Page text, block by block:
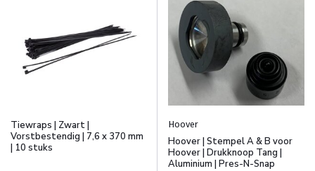
Tiewraps | Zwart |
Vorstbestendig | 7,6 x 370 mm
| 10 stuks
Hoover
Hoover | Stempel A & B voor
Hoover | Drukknoop Tang |
Aluminium | Pres-N-Snap